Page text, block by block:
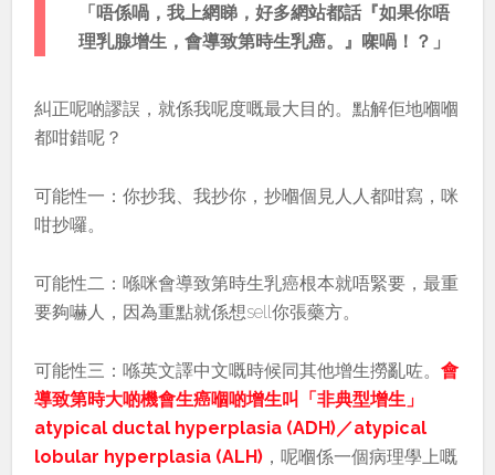
「唔係喎，我上網睇，好多網站都話『如果你唔
理乳腺增生，會導致第時生乳癌。』㗎喎！？」
糾正呢啲謬誤，就係我呢度嘅最大目的。點解佢地嗰嗰
都咁錯呢？
可能性一：你抄我、我抄你，抄嗰個見人人都咁寫，咪
咁抄囉。
可能性二：喺咪會導致第時生乳癌根本就唔緊要，最重
要夠嚇人，因為重點就係想sell你張藥方。
可能性三：喺英文譯中文嘅時候同其他增生撈亂咗。會
導致第時大啲機會生癌嗰啲增生叫「非典型增生」
atypical ductal hyperplasia (ADH)／atypical
lobular hyperplasia (ALH) ，呢嗰係一個病理學上嘅